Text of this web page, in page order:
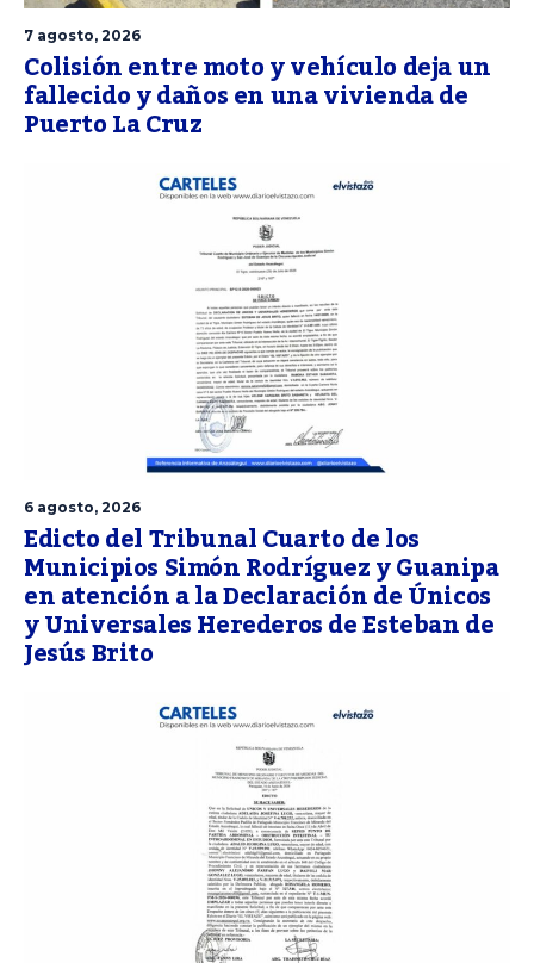
7 agosto, 2026
Colisión entre moto y vehículo deja un
fallecido y daños en una vivienda de
Puerto La Cruz
6 agosto, 2026
Edicto del Tribunal Cuarto de los
Municipios Simón Rodríguez y Guanipa
en atención a la Declaración de Únicos
y Universales Herederos de Esteban de
Jesús Brito